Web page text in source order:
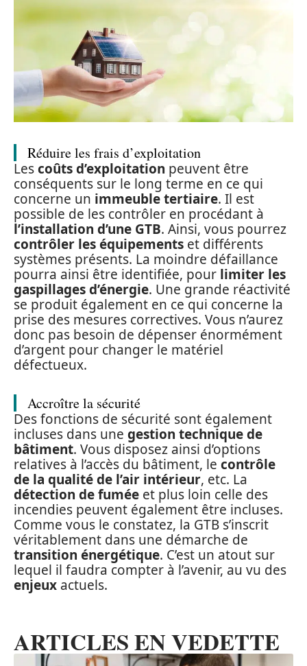
Réduire les frais d’exploitation
Lescoûts d’exploitation peuvent être
conséquents sur le long terme en ce qui
concerne un immeuble tertiaire. Il est
possible de les contrôler en procédant à
l’installation d’une GTB. Ainsi, vous pourrez
contrôler les équipements et différents
systèmes présents. La moindre défaillance
pourra ainsi être identifiée, pour limiter les
gaspillages d’énergie. Une grande réactivité
se produit également en ce qui concerne la
prise des mesures correctives. Vous n’aurez
donc pas besoin de dépenser énormément
d’argent pour changer le matériel
défectueux.
Accroître la sécurité
Des fonctions de sécurité sont également
incluses dans une gestion technique de
bâtiment. Vous disposez ainsi d’options
relatives à l’accès du bâtiment, le contrôle
de la qualité de l’air intérieur, etc. La
détection de fumée et plus loin celle des
incendies peuvent également être incluses.
Comme vous le constatez, la GTB s’inscrit
véritablement dans une démarche de
transition énergétique. C’est un atout sur
lequel il faudra compter à l’avenir, au vu des
enjeux actuels.
ARTICLES EN VEDETTE